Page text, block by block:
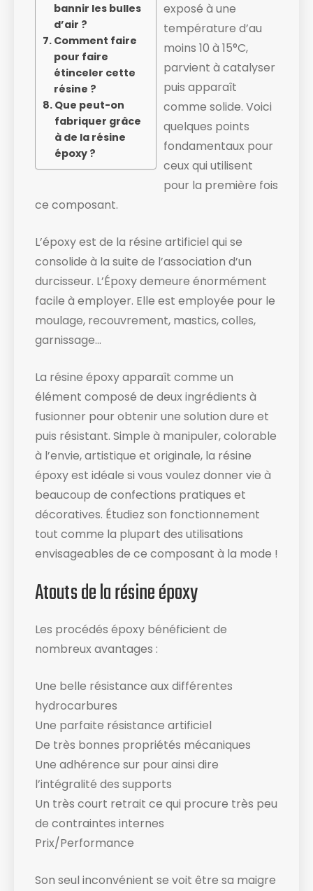
bannir les bulles
d’air ?
Comment faire
pour faire
étinceler cette
résine ?
Que peut-on
fabriquer grâce
à de la résine
époxy ?
exposé à une
température d’au
moins 10 à 15°C,
parvient à catalyser
puis apparaît
comme solide. ​Voici
quelques points
fondamentaux pour
ceux qui utilisent
pour la première fois
ce composant.
L’époxy est de la résine artificiel qui se
consolide à la suite de l’association d’un
durcisseur. L’Époxy demeure énormément
facile à employer. Elle est employée pour le
moulage, recouvrement, mastics, colles,
garnissage…
La résine époxy apparaît comme un
élément composé de deux ingrédients à
fusionner pour obtenir une solution dure et
puis résistant. Simple à manipuler, colorable
à l’envie, artistique et originale, la résine
époxy est idéale si vous voulez donner vie à
beaucoup de confections pratiques et
décoratives. Étudiez son fonctionnement
tout comme la plupart des utilisations
envisageables de ce composant à la mode !
Atouts de la résine époxy
Les procédés époxy bénéficient de
nombreux avantages :
Une belle résistance aux différentes
hydrocarbures
Une parfaite résistance artificiel
De très bonnes propriétés mécaniques
Une adhérence sur pour ainsi dire
l’intégralité des supports
Un très court retrait ce qui procure très peu
de contraintes internes
Prix/Performance
Son seul inconvénient se voit être sa maigre